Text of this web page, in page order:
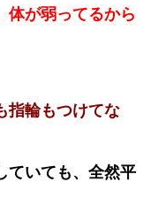
体が弱ってるから
指輪もつけてな
ていても、全然平